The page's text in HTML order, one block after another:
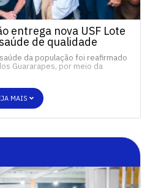
entrega nova USF Lote
de qualidade
da população foi reafirmado
Guararapes, por meio da
MAIS